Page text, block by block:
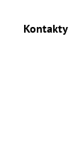
Kontakty